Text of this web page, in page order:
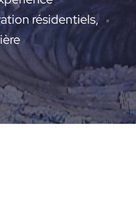
résidentiels,